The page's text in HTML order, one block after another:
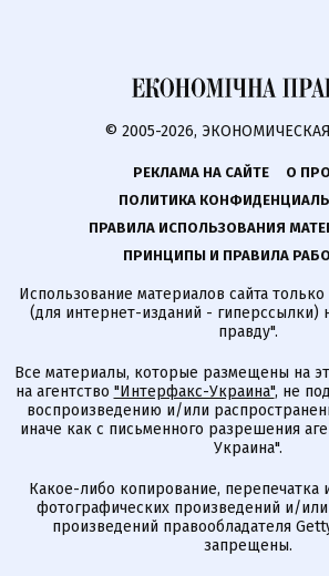
© 2005-2026,
РЕКЛАМА НА САЙТЕ
О
ПОЛИТИКА
ПРАВИЛА ИСПОЛЬЗОВАНИЯ
ПРИНЦИПЫ И ПРАВИЛА
Использование материалов сайта
(для интернет-изданий - гиперссылки)
правду".
Все материалы, которые размещены на
на агентство "Интерфакс-Украина", не
воспроизведению и/или
иначе как с письменного разрешения
Украина".
Какое-либо копирование, перепечатка
фотографических произведений и/
произведений правообладателя
запрещены.